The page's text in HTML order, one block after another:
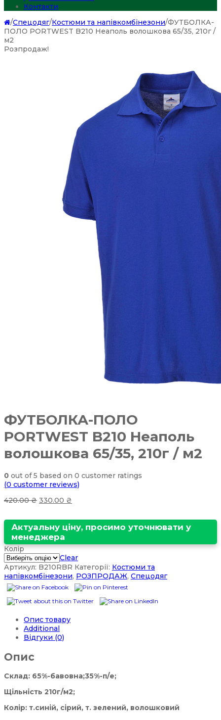
Контакти
/Спецодяг/Костюми та напівкомбінезони/ФУТБОЛКА-
ПОЛО PORTWEST B210 Неаполь волошкова 65/35, 210г /
м2
Розпродаж!
ФУТБОЛКА-ПОЛО
PORTWEST B210 Неаполь
волошкова 65/35, 210г / м2
0 out of5 based on 0 customer ratings
(0 customer reviews)
420.00₴ 330.00 ₴
Актуальну ціну, просимо уточнювати у
менеджера
Колір
Clear
Артикул: B210RBR Категорії: Костюми та
напівкомбінезони, РОЗПРОДАЖ, Спецодяг
Опис товару
Additional
Відгуки (0)
Опис
Склад: 65%-бавовна;35%-п/е;
Щільність 210г/м2;
Колір: т.синій, сірий, т. зелений, волошковий